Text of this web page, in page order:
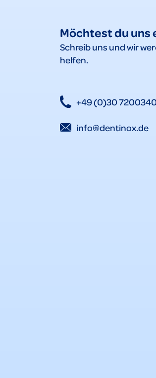
Möchtest du uns
Schreib uns und wir
helfen.
+49 (0)30 7200340
info@dentinox.de